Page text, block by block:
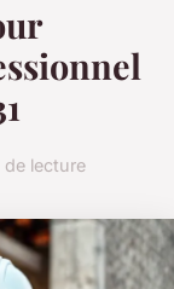
de lecture